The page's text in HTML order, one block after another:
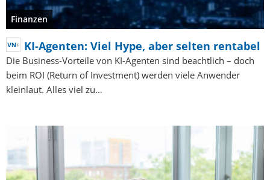
Finanzen
KI-Agenten: Viel Hype, aber selten rentabel
Die Business-Vorteile von KI-Agenten sind beachtlich – doch
beim ROI (Return of Investment) werden viele Anwender
kleinlaut. Alles viel zu…